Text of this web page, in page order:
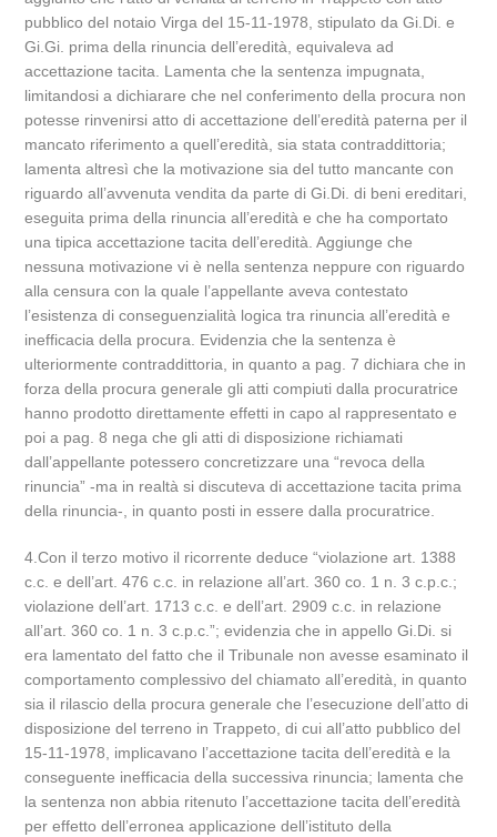
pubblico del notaio Virga del 15-11-1978, stipulato da Gi.Di. e
Gi.Gi. prima della rinuncia dell’eredità, equivaleva ad
accettazione tacita. Lamenta che la sentenza impugnata,
limitandosi a dichiarare che nel conferimento della procura non
potesse rinvenirsi atto di accettazione dell’eredità paterna per il
mancato riferimento a quell’eredità, sia stata contraddittoria;
lamenta altresì che la motivazione sia del tutto mancante con
riguardo all’avvenuta vendita da parte di Gi.Di. di beni ereditari,
eseguita prima della rinuncia all’eredità e che ha comportato
una tipica accettazione tacita dell’eredità. Aggiunge che
nessuna motivazione vi è nella sentenza neppure con riguardo
alla censura con la quale l’appellante aveva contestato
l’esistenza di conseguenzialità logica tra rinuncia all’eredità e
inefficacia della procura. Evidenzia che la sentenza è
ulteriormente contraddittoria, in quanto a pag. 7 dichiara che in
forza della procura generale gli atti compiuti dalla procuratrice
hanno prodotto direttamente effetti in capo al rappresentato e
poi a pag. 8 nega che gli atti di disposizione richiamati
dall’appellante potessero concretizzare una “revoca della
rinuncia” -ma in realtà si discuteva di accettazione tacita prima
della rinuncia-, in quanto posti in essere dalla procuratrice.
4.Con il terzo motivo il ricorrente deduce “violazione art. 1388
c.c. e dell’art. 476 c.c. in relazione all’art. 360 co. 1 n. 3 c.p.c.;
violazione dell’art. 1713 c.c. e dell’art. 2909 c.c. in relazione
all’art. 360 co. 1 n. 3 c.p.c.”; evidenzia che in appello Gi.Di. si
era lamentato del fatto che il Tribunale non avesse esaminato il
comportamento complessivo del chiamato all’eredità, in quanto
sia il rilascio della procura generale che l’esecuzione dell’atto di
disposizione del terreno in Trappeto, di cui all’atto pubblico del
15-11-1978, implicavano l’accettazione tacita dell’eredità e la
conseguente inefficacia della successiva rinuncia; lamenta che
la sentenza non abbia ritenuto l’accettazione tacita dell’eredità
per effetto dell’erronea applicazione dell’istituto della